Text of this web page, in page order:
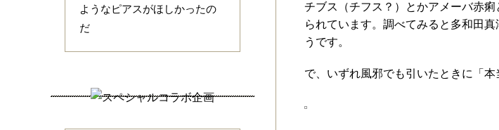
チブス（チフス？）とかアメーバ赤
られています。調べてみると多和田
うです。
で、いずれ風邪でも引いたときに「
ようなピアスがほしかったの
だ